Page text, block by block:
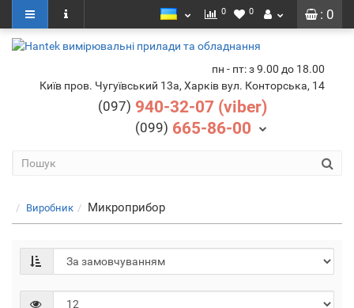
: 0
0 0
пн - пт: з 9.00 до 18.00
Київ пров. Чугуївський 13а, Харків вул. Конторська, 14
(097) 940-32-07 (viber)
(099) 665-86-00
Виробник Микроприбор